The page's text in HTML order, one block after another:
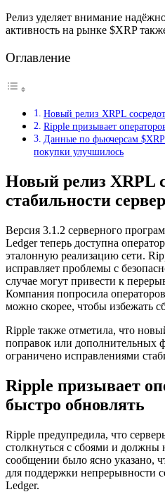
Релиз уделяет внимание
активность на рынке $XRP
Оглавление
Новый релиз XRPL
Ripple призывает
Данные по фьючерсам
покупки улучшилось
Новый релиз XRPL
стабильности
Версия 3.1.2 серверного
Ledger теперь доступна
эталонную реализацию сети.
исправляет проблемы с
случае могут привести к
Компания попросила
можно скорее, чтобы избежать
Ripple также отметила, что
поправок или дополнительных
ограничено исправлениями
Ripple призывает
быстро обновлять
Ripple предупредила, что
столкнуться с сбоями и должны
сообщении было ясно указано,
для поддержки непрерывности
Ledger.